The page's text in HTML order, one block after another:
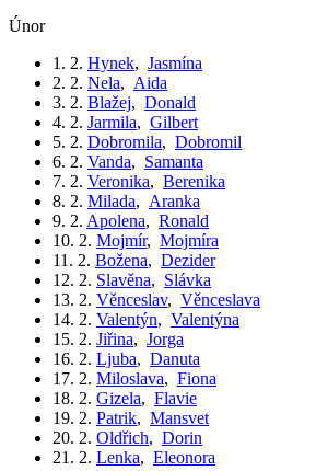
únor
1. 2. Hynek, Jasmína
2. 2. Nela, Aida
3. 2. Blažej, Donald
4. 2. Jarmila, Gilbert
5. 2. Dobromila, Dobromil
6. 2. Vanda, Samanta
7. 2. Veronika, Berenika
8. 2. Milada, Aranka
9. 2. Apolena, Ronald
10. 2. Mojmír, Mojmíra
11. 2. Božena, Dezider
12. 2. Slavěna, Slávka
13. 2. Věnceslav, Věnceslava
14. 2. Valentýn, Valentýna
15. 2. Jiřina, Jorga
16. 2. Ljuba, Danuta
17. 2. Miloslava, Fiona
18. 2. Gizela, Flavie
19. 2. Patrik, Mansvet
20. 2. Oldřich, Dorin
21. 2. Lenka, Eleonora